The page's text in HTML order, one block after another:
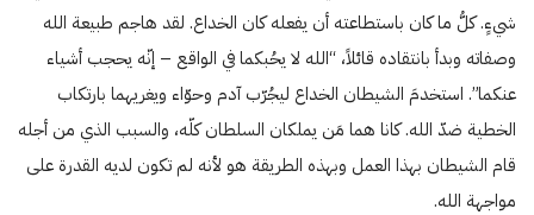
شيءٍ. كلُّ ما كان باستطاعته أن يفعله كان الخداع. لقد هاجم طبيعة الله
وصفاته وبدأ بانتقاده قائلاً، “الله لا يحُبكما في الواقع – إنّه يحجب أشياء
عنكما”. استخدمَ الشيطان الخداع ليجُرّب آدم وحوّاء ويغريهما بارتكاب
الخطية ضدّ الله. كانا هما مَن يملكان السلطان كلّه، والسبب الذي من أجله
قام الشيطان بهذا العمل وبهذه الطريقة هو لأنه لم تكون لديه القدرة على
مواجهة الله.